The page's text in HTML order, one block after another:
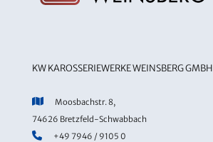
KW KAROSSERIEWERKE WEINSBERG GMBH
Moosbachstr. 8,
74626 Bretzfeld-Schwabbach
+49 7946 / 9105 0